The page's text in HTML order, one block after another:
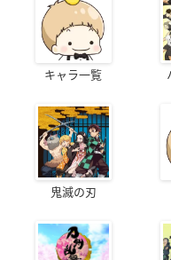
キャラ一覧
鬼滅の刃